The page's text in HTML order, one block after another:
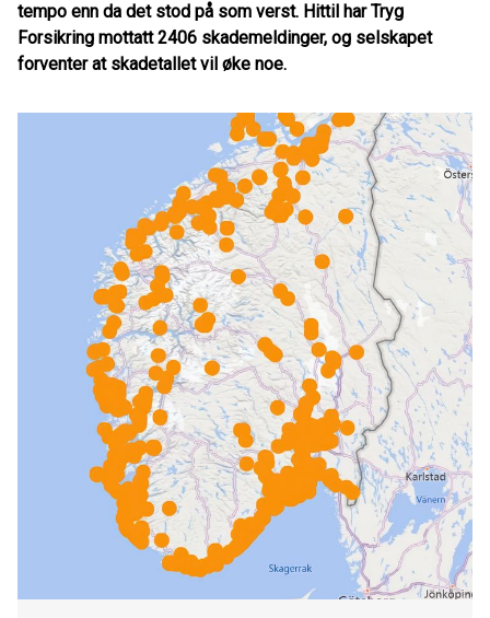
tempo enn da det stod på som verst. Hittil har Tryg
Forsikring mottatt 2406 skademeldinger, og selskapet
forventer at skadetallet vil øke noe.